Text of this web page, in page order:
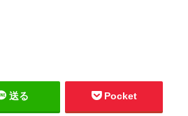
送る Pocket